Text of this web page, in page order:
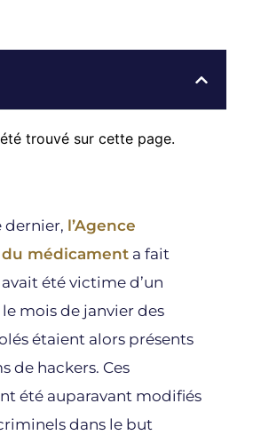
trouvé sur cette page.
dernier, l’Agence
médicament a fait
été victime d’un
mois de janvier des
étaient alors présents
de hackers. Ces
été auparavant modifiés
dans le but